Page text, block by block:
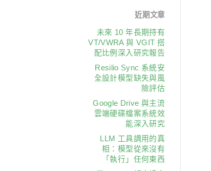
近期文章
未來 10 年長期持有
VT/VWRA 與 VGIT 搭
配比例深入研究報告
Resilio Sync 系統安
全設計模型缺失與風
險評估
Google Drive 與主流
雲端硬碟檔案系統效
能深入研究
LLM 工具調用的真
相：模型從來沒有
「執行」任何東西